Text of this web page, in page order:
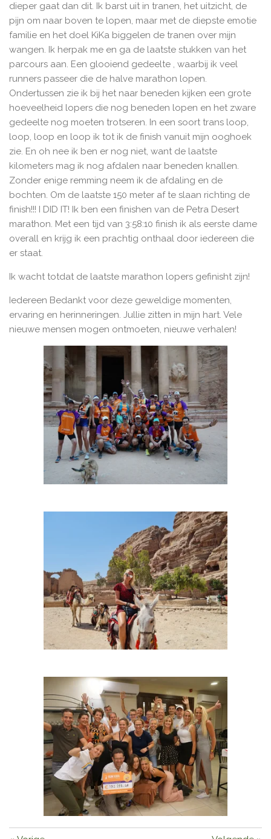
dieper gaat dan dit. Ik barst uit in tranen, het uitzicht, de
pijn om naar boven te lopen, maar met de diepste emotie
familie en het doel KiKa biggelen de tranen over mijn
wangen. Ik herpak me en ga de laatste stukken van het
parcours aan. Een glooiend gedeelte , waarbij ik veel
runners passeer die de halve marathon lopen.
Ondertussen zie ik bij het naar beneden kijken een grote
hoeveelheid lopers die nog beneden lopen en het zware
gedeelte nog moeten trotseren. In een soort trans loop,
loop, loop en loop ik tot ik de finish vanuit mijn ooghoek
zie. En oh nee ik ben er nog niet, want de laatste
kilometers mag ik nog afdalen naar beneden knallen.
Zonder enige remming neem ik de afdaling en de
bochten. Om de laatste 150 meter af te slaan richting de
finish!!! I DID IT! Ik ben een finishen van de Petra Desert
marathon. Met een tijd van 3:58:10 finish ik als eerste dame
overall en krijg ik een prachtig onthaal door iedereen die
er staat.
Ik wacht totdat de laatste marathon lopers gefinisht zijn!
Iedereen Bedankt voor deze geweldige momenten,
ervaring en herinneringen. Jullie zitten in mijn hart. Vele
nieuwe mensen mogen ontmoeten, nieuwe verhalen!